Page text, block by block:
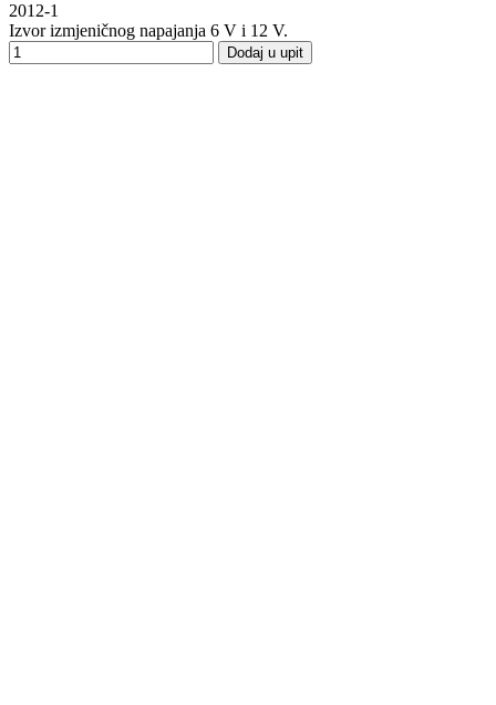
2012-1
Izvor izmjeničnog napajanja 6 V i 12 V.
Dodaj u upit